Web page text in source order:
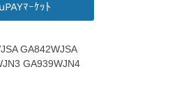
ﾏｰｹｯﾄ
GA842WJSA
GA939WJN4